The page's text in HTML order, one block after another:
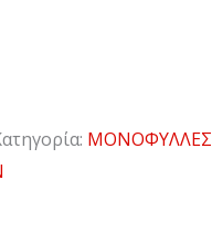
ΜΟΝΟΦΥΛΛΕΣ